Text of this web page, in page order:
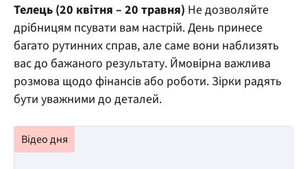
Телець (20 квітня – 20 травня) Не дозволяйте
дрібницям псувати вам настрій. День принесе
багато рутинних справ, але саме вони наблизять
вас до бажаного результату. Ймовірна важлива
розмова щодо фінансів або роботи. Зірки радять
бути уважними до деталей.